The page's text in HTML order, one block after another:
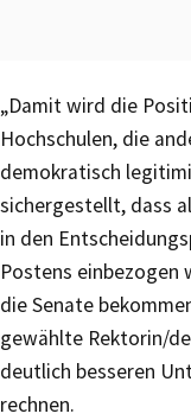
„Damit wird die
Hochschulen, die
demokratisch
sichergestellt, dass
in den
Postens einbezogen
die Senate
gewählte Rektorin/
deutlich besseren
rechnen.